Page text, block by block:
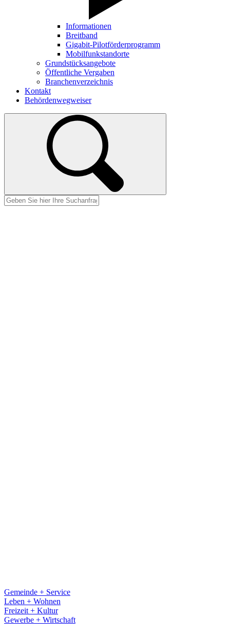
Informationen
Breitband
Gigabit-Pilotförderprogramm
Mobilfunkstandorte
Grundstücksangebote
Öffentliche Vergaben
Branchenverzeichnis
Kontakt
Behördenwegweiser
Gemeinde + Service
Leben + Wohnen
Freizeit + Kultur
Gewerbe + Wirtschaft